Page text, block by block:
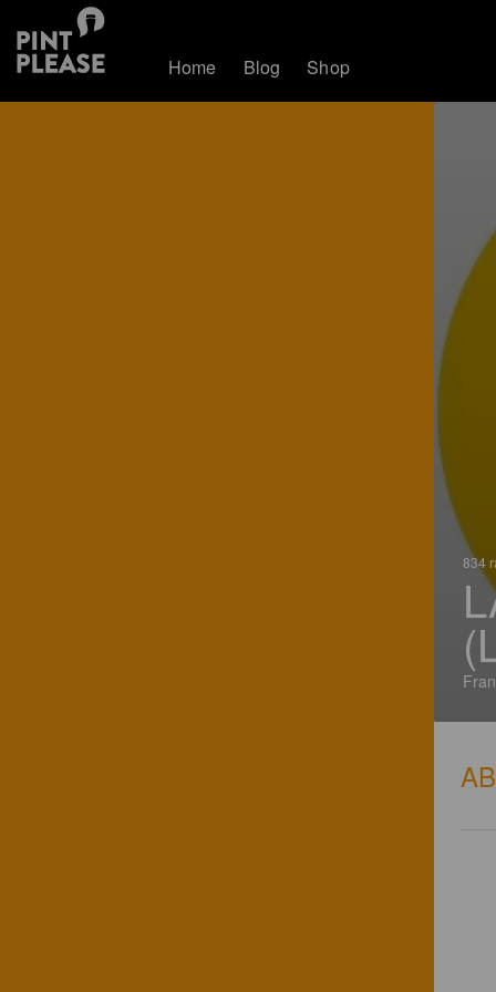
Home Blog Shop
834